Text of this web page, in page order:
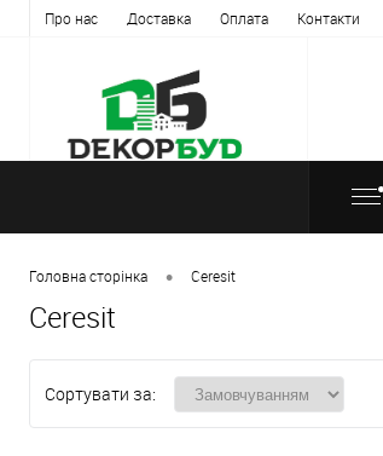
Про нас Доставка Оплата Контакти
Головна сторінка • Ceresit
Ceresit
Сортувати за: